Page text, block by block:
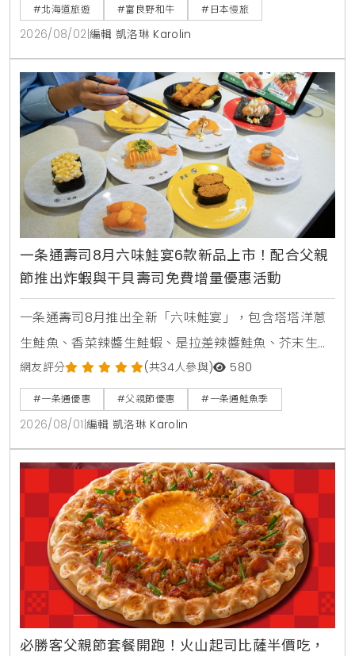
#北海道旅遊 #富良野和牛 #日本慢旅
2026/08/02 編輯 凱洛琳 Karolin
一条通壽司8月六味鮭宴6款新品上市！配合父親
節推出炸蝦與干貝壽司免費增量優惠活動
一条通壽司8月推出全新「六味鮭宴」，包含塔塔洋蔥
生鮭魚、香菜辣醬生鮭蝦、是拉差辣醬鮭魚、芥末生鮭
蝦貝海苔包、蟹醬沙拉鮭魚及美威鮭魚鬆軍艦等6款新
品，同步推出父親節增量優惠活動。
網友評分 (共34人參與) 580
#一条通優惠 #父親節優惠 #一条通鮭魚季
2026/08/01 編輯 凱洛琳 Karolin
必勝客父親節套餐開跑！火山起司比薩半價吃，